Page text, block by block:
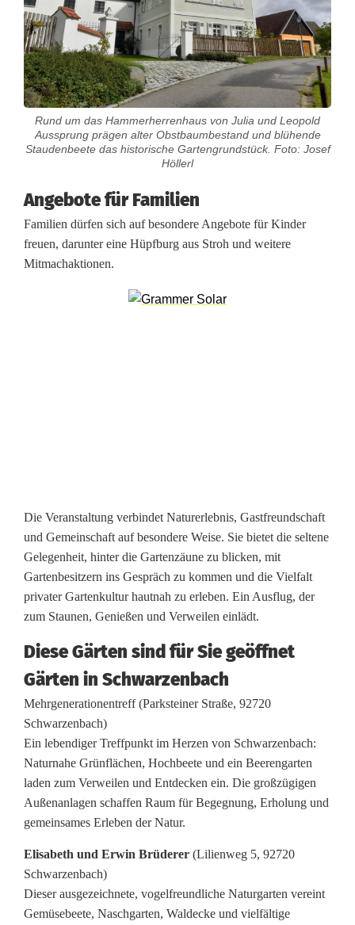
a
c
h
u
P
e
c
Rund um das Hammerherrenhaus von Julia und Leopold
Aussprung prägen alter Obstbaumbestand und blühende
Staudenbeete das historische Gartengrundstück. Foto: Josef
Höllerl
Angebote für Familien
Familien dürfen sich auf besondere Angebote für Kinder
freuen, darunter eine Hüpfburg aus Stroh und weitere
Mitmachaktionen.
Die Veranstaltung verbindet Naturerlebnis, Gastfreundschaft
und Gemeinschaft auf besondere Weise. Sie bietet die seltene
Gelegenheit, hinter die Gartenzäune zu blicken, mit
Gartenbesitzern ins Gespräch zu kommen und die Vielfalt
privater Gartenkultur hautnah zu erleben. Ein Ausflug, der
zum Staunen, Genießen und Verweilen einlädt.
Diese Gärten sind für Sie geöffnet
Gärten in Schwarzenbach
Mehrgenerationentreff (Parksteiner Straße, 92720
Schwarzenbach)
Ein lebendiger Treffpunkt im Herzen von Schwarzenbach:
Naturnahe Grünflächen, Hochbeete und ein Beerengarten
laden zum Verweilen und Entdecken ein. Die großzügigen
Außenanlagen schaffen Raum für Begegnung, Erholung und
gemeinsames Erleben der Natur.
Elisabeth und Erwin Brüderer (Lilienweg 5, 92720
Schwarzenbach)
Dieser ausgezeichnete, vogelfreundliche Naturgarten vereint
Gemüsebeete, Naschgarten, Waldecke und vielfältige